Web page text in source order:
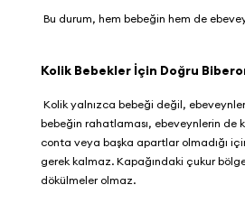
Bu durum, hem bebeğin hem de
Kolik Bebekler İçin Doğru
Kolik yalnızca bebeği değil,
bebeğin rahatlaması, ebeveynlerin de
conta veya başka apartlar olmadığı
gerek kalmaz. Kapağındaki çukur
dökülmeler olmaz.